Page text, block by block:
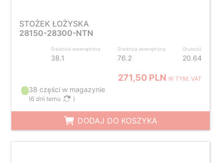
STOŻEK ŁOŻYSKA
28150-28300-NTN
Średnica wewnętrzna
38.1
Średnica zewnętrzna
76.2
Grubość
20.64
271,50 PLNW TYM. VAT
38 części w magazynie
(6 dni temu )
DODAJ DO KOSZYKA